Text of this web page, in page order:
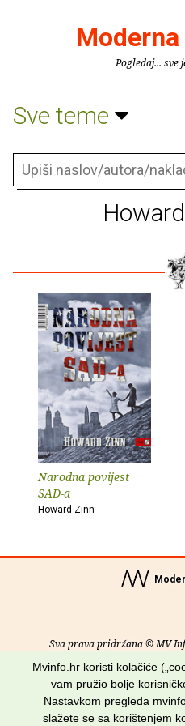
Pogledaj... sve
Sve teme
Narodna povijest
SAD-a
Howard Zinn
Sva prava pridržana © MV
Potraži
Mvinfo.hr koristi kolačiće
vam pružio bolje
Nastavkom pregleda
slažete se sa korištenjem